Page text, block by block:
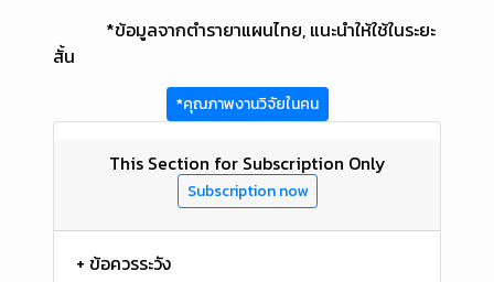
*ข้อมูลจากตำรายาแผนไทย, แนะนำให้ใช้ในระยะ
สั้น
*คุณภาพงานวิจัยในคน
This Section for Subscription Only
Subscription now
+ ข้อควรระวัง